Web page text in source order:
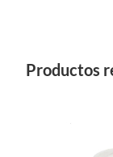
Productos